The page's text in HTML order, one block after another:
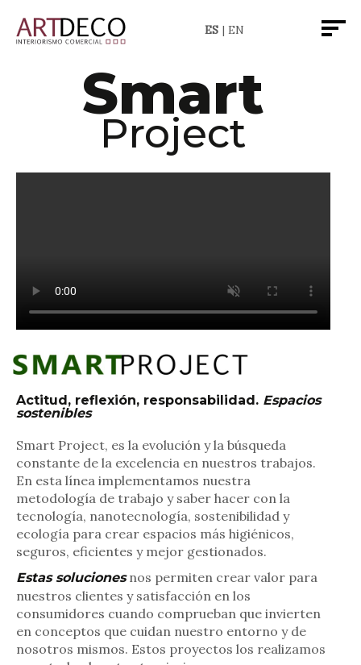
ES EN
Smart
Project
Actitud, reflexión, responsabilidad. Espacios
sostenibles
Smart Project, es la evolución y la búsqueda
constante de la excelencia en nuestros trabajos.
En esta línea implementamos nuestra
metodología de trabajo y saber hacer con la
tecnología, nanotecnología, sostenibilidad y
ecología para crear espacios más higiénicos,
seguros, eficientes y mejor gestionados.
Estas solucionesnos permiten crear valor para
nuestros clientes y satisfacción en los
consumidores cuando comprueban que invierten
en conceptos que cuidan nuestro entorno y de
nosotros mismos. Estos proyectos los realizamos